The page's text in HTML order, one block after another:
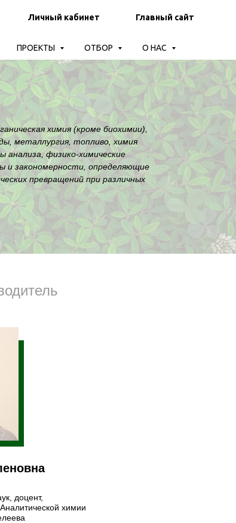
Личный кабинет Главный сайт
ПРОЕКТЫ ОТБОР О НАС
химия (кроме биохимии),
металлургия, топливо, химия
анализа, физико-химические
и закономерности, определяющие
превращений при различных
доцент,
химии